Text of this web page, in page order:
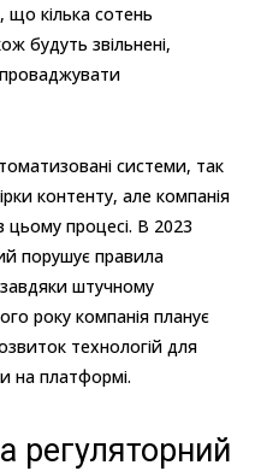
що кілька сотень
будуть звільнені,
системи, так
контенту, але компанія
цьому процесі. В 2023
порушує правила
штучному
року компанія планує
технологій для
на платформі.
регуляторний